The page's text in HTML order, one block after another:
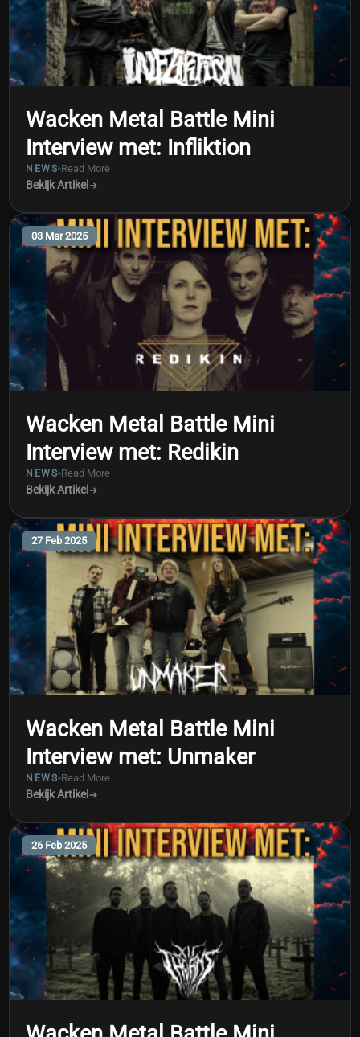
Filter Opties
Wacken Metal Battle Mini
Interview met: Infliktion
NEWS Read More
Bekijk Artikel
03 Mar 2025
Wacken Metal Battle Mini
Interview met: Redikin
NEWS Read More
Bekijk Artikel
27 Feb 2025
Wacken Metal Battle Mini
Interview met: Unmaker
NEWS Read More
Bekijk Artikel
26 Feb 2025